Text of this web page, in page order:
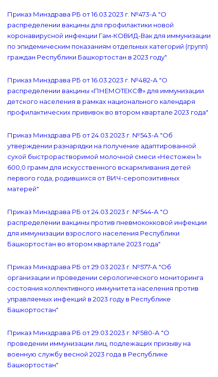
Приказ Минздрава РБ от 16.03.2023 г. №473-А "О
распределении вакцины для профилактики новой
коронавирусной инфекции Гам-КОВИД-Вак для иммунизации
по эпидемическим показаниям отдельных категорий (групп)
граждан Республики Башкортостан в 2023 году"
Приказ Минздрава РБ от 16.03.2023 г. №482-А "О
распределении вакцины «ПНЕМОТЕКС®» для иммунизации
детского населения в рамках национального календаря
профилактических прививок во втором квартале 2023 года"
Приказ Минздрава РБ от 24.03.2023 г. №543-А "Об
утверждении разнарядки на получение адаптированной
сухой быстрорастворимой молочной смеси «Нестожен 1»
600,0 грамм для искусственного вскармливания детей
первого года, родившихся от ВИЧ-серопозитивных
матерей"
Приказ Минздрава РБ от 24.03.2023 г. №544-А "О
распределении вакцины против пневмококковой инфекции
для иммунизации взрослого населения Республики
Башкортостан во втором квартале 2023 года"
Приказ Минздрава РБ от 29.03.2023 г. №577-А "Об
организации и проведении серологического мониторинга
состояния коллективного иммунитета населения против
управляемых инфекций в 2023 году в Республике
Башкортостан"
Приказ Минздрава РБ от 29.03.2023 г. №580-А "О
проведении иммунизации лиц, подлежащих призыву на
военную службу весной 2023 года в Республике
Башкортостан"